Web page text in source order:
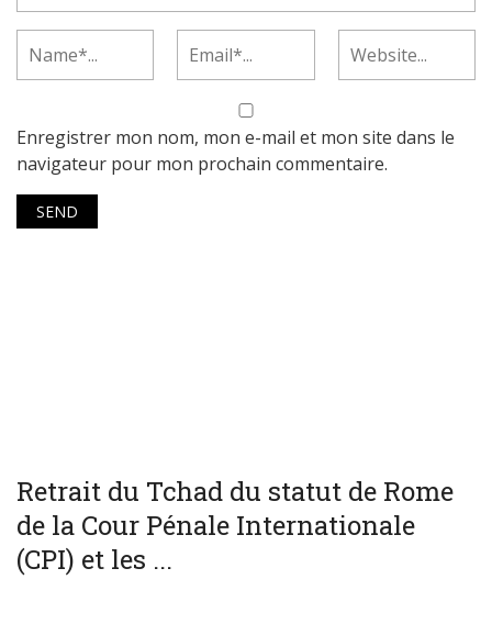
Enregistrer mon nom, mon e-mail et mon site dans le
navigateur pour mon prochain commentaire.
Retrait du Tchad du statut de Rome
de la Cour Pénale Internationale
(CPI) et les ...